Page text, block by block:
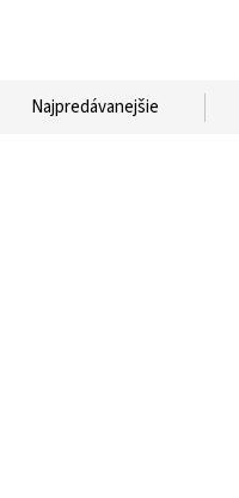
Najpredávanejšie